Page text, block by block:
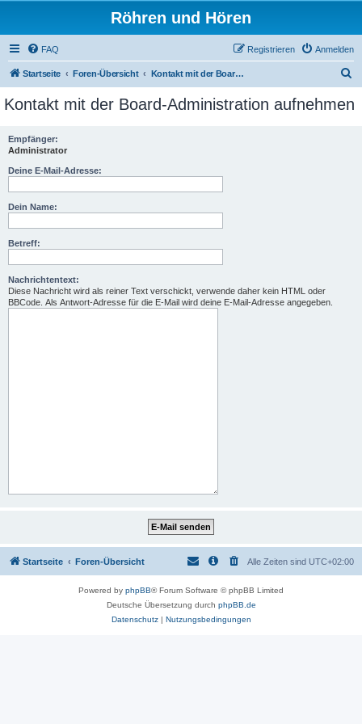
Röhren und Hören
FAQ Anmelden
Registrieren
Startseite Foren-Übersicht Kontakt mit der Board-Administration aufnehmen
c
Kontakt mit der Board-Administration aufnehmen
Empfänger:
Administrator
Deine E-Mail-Adresse:
Dein Name:
Betreff:
Nachrichtentext:
Diese Nachricht wird als reiner Text verschickt, verwende daher kein HTML oder
BBCode. Als Antwort-Adresse für die E-Mail wird deine E-Mail-Adresse angegeben.
Startseite Foren-Übersicht Alle Zeiten sind UTC+02:00
Powered by phpBB® Forum Software © phpBB Limited
Deutsche Übersetzung durch phpBB.de
Datenschutz| Nutzungsbedingungen